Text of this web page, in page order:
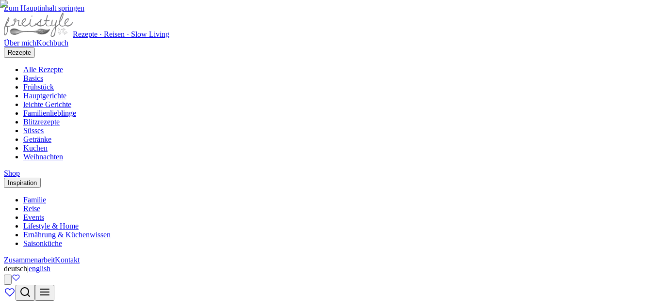
Zum Hauptinhalt springen
Rezepte · Reisen · Slow Living
Über michKochbuch
Rezepte
Alle Rezepte
Basics
Frühstück
Hauptgerichte
leichte Gerichte
Familienlieblinge
Blitzrezepte
Süsses
Getränke
Kuchen
Weihnachten
Shop
Inspiration
Familie
Reise
Events
Lifestyle & Home
Ernährung & Küchenwissen
Saisonküche
ZusammenarbeitKontakt
deutsch|english